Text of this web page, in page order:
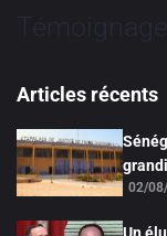
Témoignage
Articles récents
02/